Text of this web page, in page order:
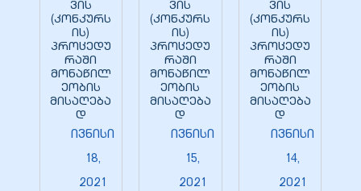
ვის
(კონკურს
ის)
პროცედუ
რაში
მონაწილ
ეობის
მისაღება
დ
ივნისი
18,
2021
ვის
(კონკურს
ის)
პროცედუ
რაში
მონაწილ
ეობის
მისაღება
დ
ივნისი
15,
2021
ვის
(კონკურს
ის)
პროცედუ
რაში
მონაწილ
ეობის
მისაღება
დ
ივნისი
14,
2021